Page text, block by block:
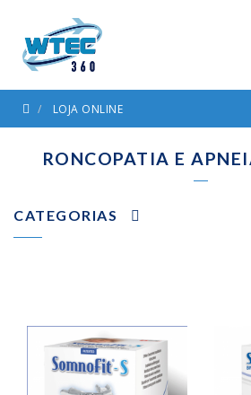
LOJA ONLINE
RONCOPATIA E
CATEGORIAS